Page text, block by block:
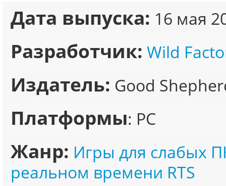
Дата выпуска: 16 мая
Разработчик: Wild
Издатель: Good
Платформы: PC
Жанр: Игры для слабых
реальном времени RTS